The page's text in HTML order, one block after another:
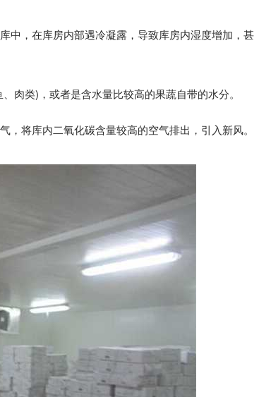
中，在库房内部遇冷凝露，导致库房内湿度增加，甚
肉类)，或者是含水量比较高的果蔬自带的水分。
将库内二氧化碳含量较高的空气排出，引入新风。